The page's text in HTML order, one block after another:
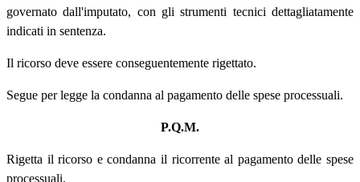
governato dall'imputato, con gli strumenti tecnici dettagliatamente
indicati in sentenza.
Il ricorso deve essere conseguentemente rigettato.
Segue per legge la condanna al pagamento delle spese processuali.
P.Q.M.
Rigetta il ricorso e condanna il ricorrente al pagamento delle spese
processuali.